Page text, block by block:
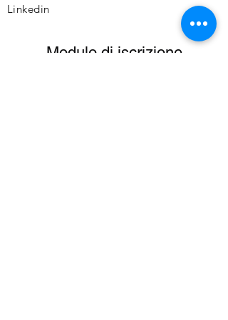
Commenti YouTube è la soluzione più
Linkedin
Modulo di iscrizione